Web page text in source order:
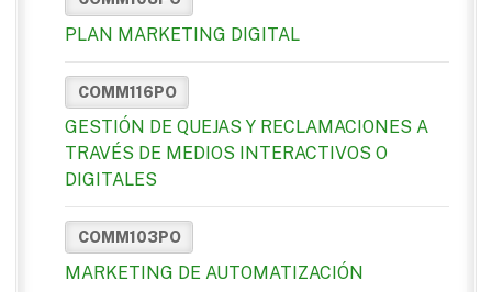
PLAN MARKETING DIGITAL
COMM116PO
GESTIÓN DE QUEJAS Y RECLAMACIONES A
TRAVÉS DE MEDIOS INTERACTIVOS O
DIGITALES
COMM103PO
MARKETING DE AUTOMATIZACIÓN